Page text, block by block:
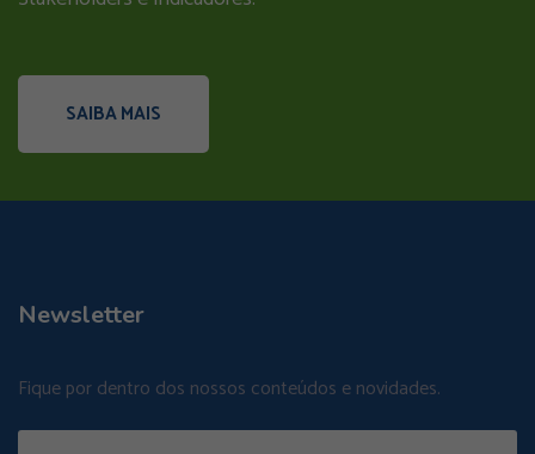
SAIBA MAIS
Newsletter
Fique por dentro dos nossos conteúdos e novidades.